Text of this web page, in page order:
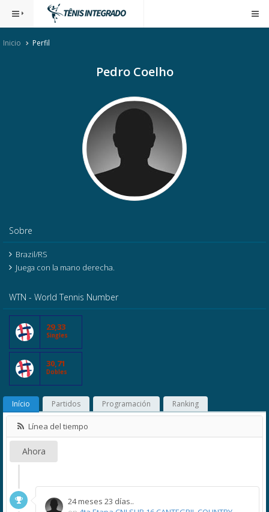
Inicio Perfil
Pedro Coelho
Sobre
Brazil/RS
Juega con la mano derecha.
WTN - World Tennis Number
29,33
Singles
30,71
Dobles
Início Partidos Programación Ranking
Línea del tiempo
Ahora
24 meses 23 días..